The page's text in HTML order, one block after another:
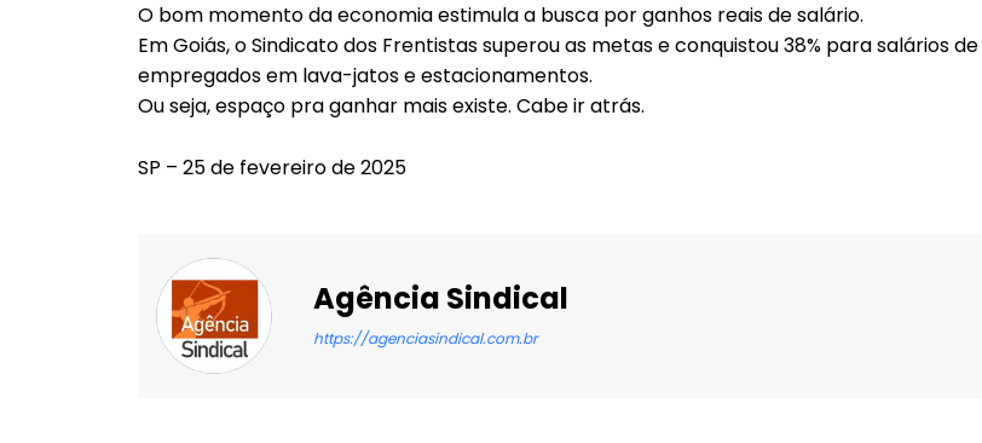
O bom momento da economia estimula a busca por ganhos reais de salário.
Em Goiás, o Sindicato dos Frentistas superou as metas e conquistou 38% para salários de
empregados em lava-jatos e estacionamentos.
Ou seja, espaço pra ganhar mais existe. Cabe ir atrás.
SP – 25 de fevereiro de 2025
Agência Sindical
https://agenciasindical.com.br